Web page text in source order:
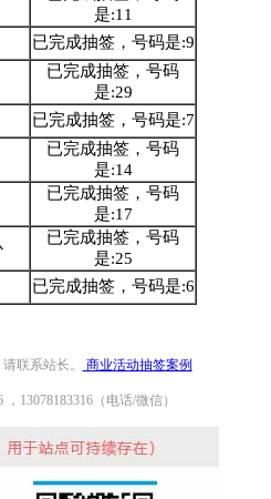
是:11
已完成抽签，号码是:9
已完成抽签，号码
是:29
已完成抽签，号码是:7
已完成抽签，号码
是:14
已完成抽签，号码
是:17
已完成抽签，号码
是:25
已完成抽签，号码是:6
联系站长。 商业活动抽签案例
13078183316（电话/微信）